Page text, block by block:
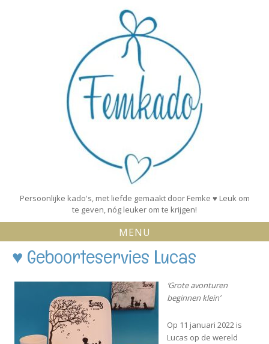
Persoonlijke kado's, met liefde gemaakt door Femke ♥ Leuk om
te geven, nóg leuker om te krijgen!
MENU
♥ Geboorteservies Lucas
‘Grote avonturen
beginnen klein’
Op 11 januari 2022 is
Lucas op de wereld